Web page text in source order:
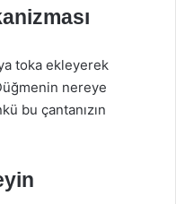
toka ekleyerek
nereye
bu çantanızın